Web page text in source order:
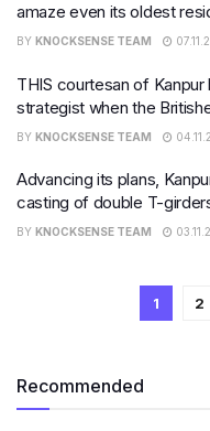
amaze even its oldest
BY KNOCKSENSE TEAM
THIS courtesan of
strategist when the
BY KNOCKSENSE TEAM
Advancing its plans,
casting of double T-
BY KNOCKSENSE TEAM
1 2
Recommended